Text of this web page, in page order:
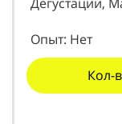
Дегустации,
Опыт: Нет
Кол-